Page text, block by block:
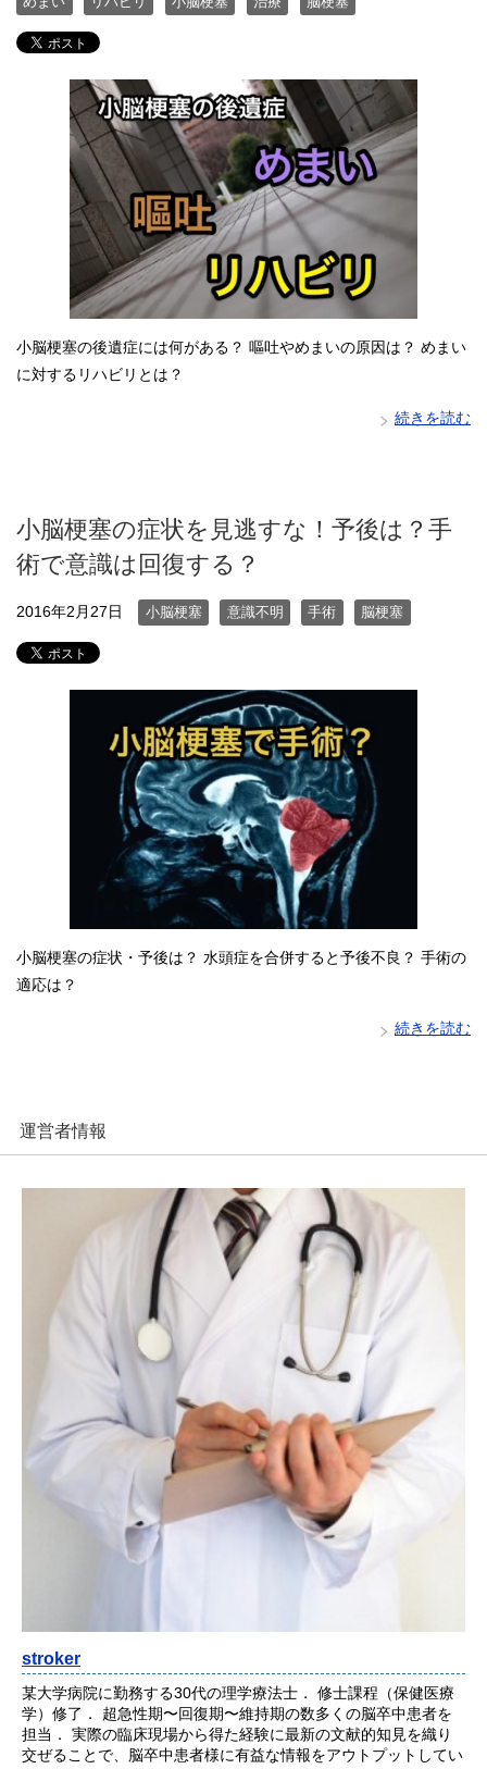
小脳梗塞の後遺症には何がある？ 嘔吐やめまいの原因は？ めまい
に対するリハビリとは？
続きを読む
小脳梗塞の症状を見逃すな！予後は？手
術で意識は回復する？
2016年2月27日 小脳梗塞 意識不明 手術 脳梗塞
小脳梗塞の症状・予後は？ 水頭症を合併すると予後不良？ 手術の
適応は？
続きを読む
運営者情報
stroker
某大学病院に勤務する30代の理学療法士． 修士課程（保健医療
学）修了． 超急性期〜回復期〜維持期の数多くの脳卒中患者を
担当． 実際の臨床現場から得た経験に最新の文献的知見を織り
交ぜることで、脳卒中患者様に有益な情報をアウトプットしてい